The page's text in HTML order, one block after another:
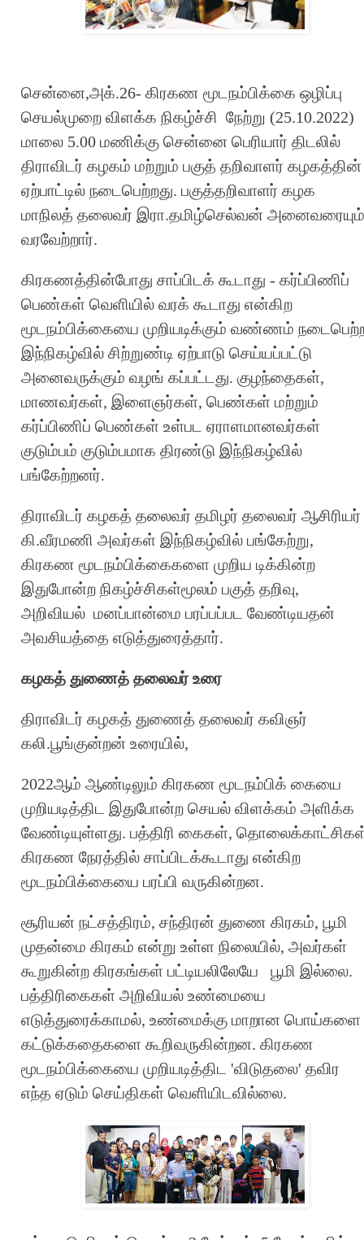
சென்னை,அக்.26- கிரகண மூடநம்பிக்கை ஒழிப்பு
செயல்முறை விளக்க நிகழ்ச்சி நேற்று (25.10.2022)
மாலை 5.00 மணிக்கு சென்னை பெரியார் திடலில்
திராவிடர் கழகம் மற்றும் பகுத் தறிவாளர் கழகத்தின்
ஏற்பாட்டில் நடைபெற்றது. பகுத்தறிவாளர் கழக
மாநிலத் தலைவர் இரா.தமிழ்செல்வன் அனைவரையும்
வரவேற்றார்.
கிரகணத்தின்போது சாப்பிடக் கூடாது - கர்ப்பிணிப்
பெண்கள் வெளியில் வரக் கூடாது என்கிற
மூடநம்பிக்கையை முறியடிக்கும் வண்ணம்
இந்நிகழ்வில் சிற்றுண்டி ஏற்பாடு செய்யப்பட்டு
அனைவருக்கும் வழங் கப்பட்டது. குழந்தைகள்,
மாணவர்கள், இளைஞர்கள், பெண்கள் மற்றும்
கர்ப்பிணிப் பெண்கள் உள்பட ஏராளமானவர்கள்
குடும்பம் குடும்பமாக திரண்டு இந்நிகழ்வில்
பங்கேற்றனர்.
திராவிடர் கழகத் தலைவர் தமிழர் தலைவர் ஆசிரியர்
கி.வீரமணி அவர்கள் இந்நிகழ்வில் பங்கேற்று,
கிரகண மூடநம்பிக்கைகளை முறிய டிக்கின்ற
இதுபோன்ற நிகழ்ச்சிகள்மூலம் பகுத் தறிவு,
அறிவியல் மனப்பான்மை பரப்பப்பட வேண்டியதன்
அவசியத்தை எடுத்துரைத்தார்.
கழகத் துணைத் தலைவர் உரை
திராவிடர் கழகத் துணைத் தலைவர் கவிஞர்
கலி.பூங்குன்றன் உரையில்,
2022ஆம் ஆண்டிலும் கிரகண மூடநம்பிக் கையை
முறியடித்திட இதுபோன்ற செயல் விளக்கம் அளிக்க
வேண்டியுள்ளது. பத்திரி கைகள்,
கிரகண நேரத்தில் சாப்பிடக்கூடாது என்கிற
மூடநம்பிக்கையை பரப்பி வருகின்றன.
சூரியன் நட்சத்திரம், சந்திரன் துணை கிரகம், பூமி
முதன்மை கிரகம் என்று உள்ள நிலையில், அவர்கள்
கூறுகின்ற கிரகங்கள் பட்டியலிலேயே பூமி இல்லை.
பத்திரிகைகள் அறிவியல் உண்மையை
எடுத்துரைக்காமல், உண்மைக்கு மாறான பொய்களை
கட்டுக்கதைகளை கூறிவருகின்றன. கிரகண
மூடநம்பிக்கையை முறியடித்திட 'விடுதலை' தவிர
எந்த ஏடும் செய்திகள் வெளியிடவில்லை.